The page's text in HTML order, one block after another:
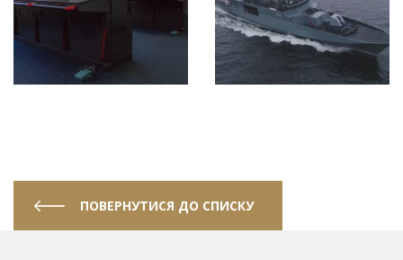
ПОВЕРНУТИСЯ ДО СПИСКУ